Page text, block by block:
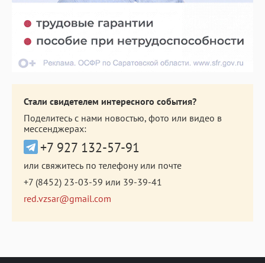
Стали свидетелем интересного события?
Поделитесь с нами новостью, фото или видео в
мессенджерах:
+7 927 132-57-91
или свяжитесь по телефону или почте
+7 (8452) 23-03-59 или 39-39-41
red.vzsar@gmail.com